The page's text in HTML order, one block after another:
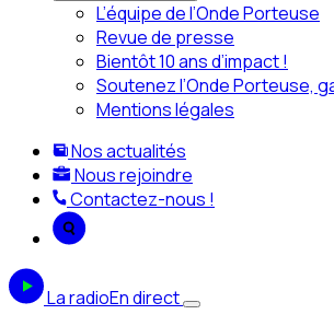
L’équipe de l’Onde Porteuse
Revue de presse
Bientôt 10 ans d’impact !
Soutenez l’Onde Porteuse,
Mentions légales
Nos actualités
Nous rejoindre
Contactez-nous !
La radioEn direct